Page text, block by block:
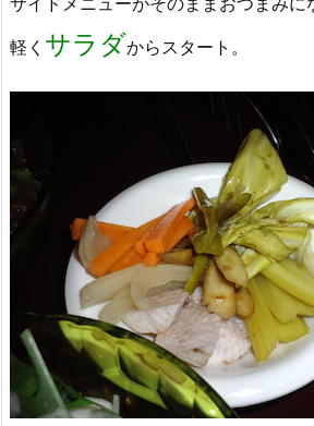
軽く サラダからスタート。